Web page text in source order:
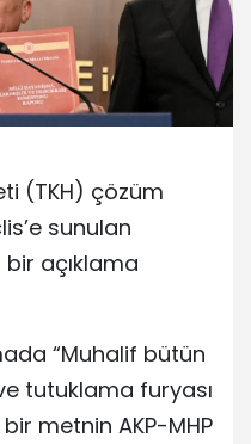
(TKH) çözüm
sunulan
bir açıklama
“Muhalif bütün
tutuklama furyası
metnin AKP-MHP